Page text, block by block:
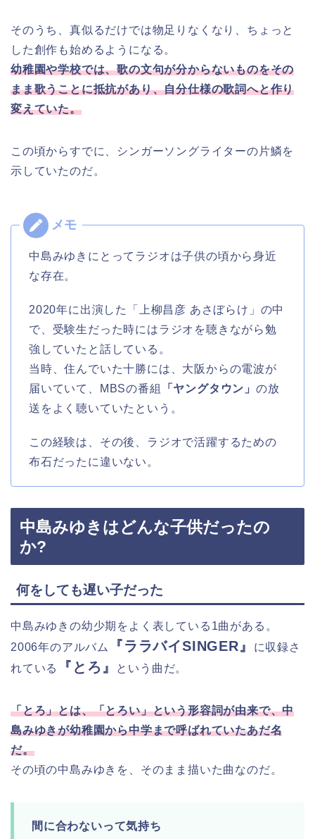
そのうち、真似るだけでは物足りなくなり、ちょっと
した創作も始めるようになる。
幼稚園や学校では、歌の文句が分からないものをその
まま歌うことに抵抗があり、自分仕様の歌詞へと作り
変えていた。
この頃からすでに、シンガーソングライターの片鱗を
示していたのだ。
中島みゆきにとってラジオは子供の頃から身近
な存在。
2020年に出演した「上柳昌彦 あさぼらけ」の中
で、受験生だった時にはラジオを聴きながら勉
強していたと話している。
当時、住んでいた十勝には、大阪からの電波が
届いていて、MBSの番組
「ヤングタウン」の放
送をよく聴いていたという。
この経験は、その後、ラジオで活躍するための
布石だったに違いない。
中島みゆきはどんな子供だったの
か?
何をしても遅い子だった
中島みゆきの幼少期をよく表している1曲がある。
2006年のアルバム
『ララバイSINGER』
に収録さ
れている
『とろ』 という曲だ。
「とろ」とは、「とろい」という形容詞が由来で、中
島みゆきが幼稚園から中学まで呼ばれていたあだ名
だ。
その頃の中島みゆきを、そのまま描いた曲なのだ。
間に合わないって気持ち